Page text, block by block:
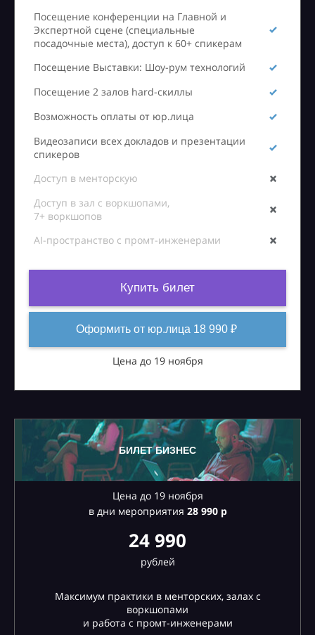
Посещение конференции на Главной и
Экспертной сцене (специальные
посадочные места), доступ к 60+ спикерам
Посещение Выставки: Шоу-рум технологий
Посещение 2 залов hard-скиллы
Возможность оплаты от юр.лица
Видеозаписи всех докладов и презентации
спикеров
Доступ в менторскую
Доступ в зал с воркшопами,
7+ воркшопов
AI-пространство с промт-инженерами
Купить билет
Оформить от юр.лица 18 990 ₽
Цена до 19 ноября
БИЛЕТ БИЗНЕС
Цена до 19 ноября
в дни мероприятия 28990 р
24 990
рублей
Максимум практики в менторских, залах с
воркшопами
и работа с промт-инженерами